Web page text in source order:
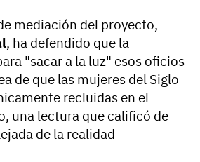
mediación del proyecto,
, ha defendido que la
"sacar a la luz" esos oficios
de que las mujeres del Siglo
recluidas en el
una lectura que calificó de
de la realidad